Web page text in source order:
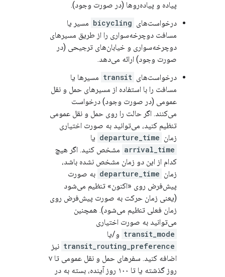
پیاده و پیاده‌روها (در صورت وجود).
درخواست‌های bicycling مسیر یا
مسافت دوچرخه‌سواری را از طریق مسیرهای
دوچرخه‌سواری و خیابان‌های ترجیحی (در
صورت وجود) ارائه می‌دهد.
درخواست‌های transit مسیرها یا
مسافت را با استفاده از مسیرهای حمل و نقل
عمومی (در صورت وجود) درخواست
می‌کنند. اگر حالت را روی حمل و نقل عمومی
تنظیم کنید، می‌توانید به صورت اختیاری
زمان departure_time یا
arrival_time مشخص کنید. اگر هیچ
کدام از این دو زمان مشخص نشده باشد،
زمان departure_time به صورت
پیش‌فرض روی «اکنون» تنظیم می‌شود
(یعنی زمان حرکت به صورت پیش‌فرض روی
زمان فعلی تنظیم می‌شود). همچنین
می‌توانید به صورت اختیاری
transit_mode و/یا
transit_routing_preference نیز
اضافه کنید. سفرهای حمل و نقل عمومی تا ۷
روز گذشته یا تا ۱۰۰ روز آینده، بسته به در